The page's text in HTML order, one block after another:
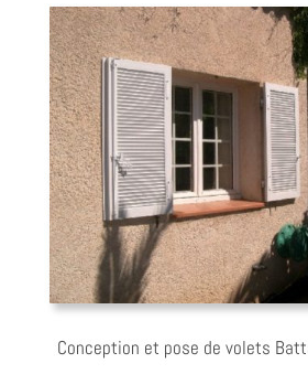
Conception et pose de volets